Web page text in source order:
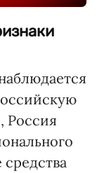
Россия